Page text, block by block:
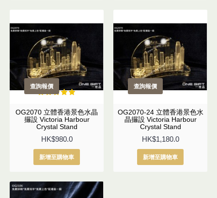
OG2070 立體香港景色水晶
攞設 Victoria Harbour
Crystal Stand
HK$980.0
新增至購物車
查詢報價
OG2070-24 立體香港景色水
晶攞設 Victoria Harbour
Crystal Stand
HK$1,180.0
新增至購物車
查詢報價